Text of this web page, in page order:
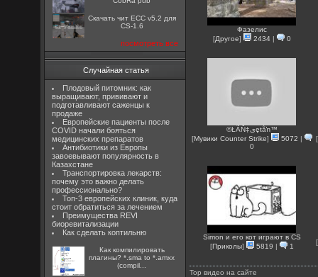
Скачать чит ECC v5.2 для
CS-1.6
посмотреть все
Случайная статья
Плодовый питомник: как
выращивают, прививают и
подготавливают саженцы к
продаже
Европейские пациенты после
COVID начали бояться
медицинских препаратов
Антибиотики из Европы
завоевывают популярность в
Казахстане
Транспортировка лекарств:
почему это важно делать
профессионально?
Топ-3 европейских клиник, куда
стоит обратиться за лечением
Преимущества REVI
биоревитализации
Как сделать коптильню
Как компилировать
плагины? *.sma to *.amxx
(compil...
Фазелис
[Другое] 2434| 0
©ŁÃŇ‡ىęŧằŉ™
[Мувики Counter Strike] 5072 |
0
[
Simon и его кот играют в CS
[Приколы] 5819 | 1
[
Top видео на сайте